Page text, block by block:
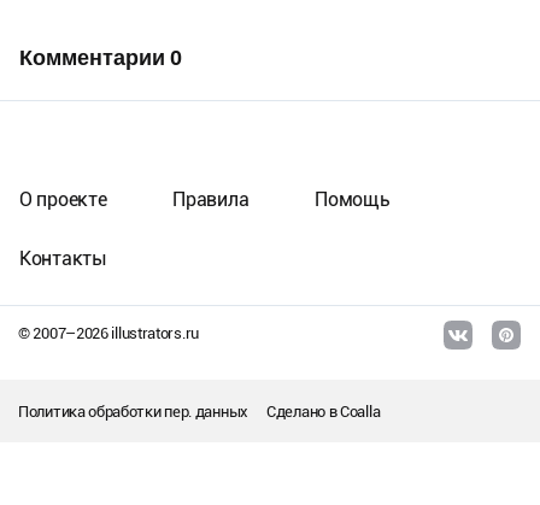
Комментарии 0
© 2007–2026illustrators.ru
О проекте Правила Помощь
Контакты
Политика обработки пер. данных Сделано вCoalla